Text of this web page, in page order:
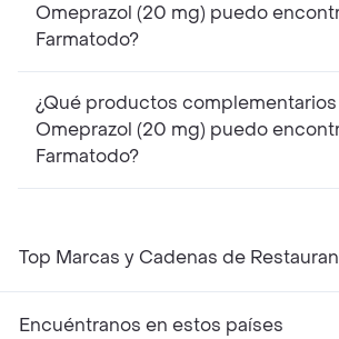
Omeprazol (20 mg) puedo
Farmatodo?
¿Qué productos complementarios
Omeprazol (20 mg) puedo
Farmatodo?
Top Marcas y Cadenas de
Encuéntranos en estos países